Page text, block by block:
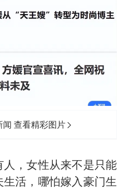
查看精彩图片
，女性从来不是只能
活，哪怕嫁入豪门生